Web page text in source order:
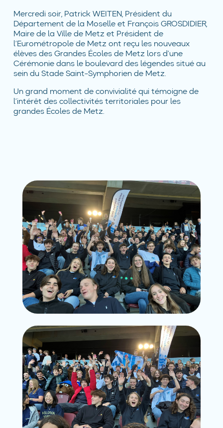
Mercredi soir, Patrick WEITEN, Président du
Département de la Moselle et François GROSDIDIER,
Maire de la Ville de Metz et Président de
l’Eurométropole de Metz ont reçu les nouveaux
élèves des Grandes Écoles de Metz lors d’une
Cérémonie dans le boulevard des légendes situé au
sein du Stade Saint-Symphorien de Metz.
Un grand moment de convivialité qui témoigne de
l’intérêt des collectivités territoriales pour les
grandes Écoles de Metz.